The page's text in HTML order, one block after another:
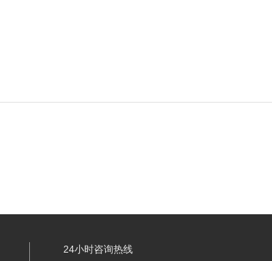
24小时咨询热线